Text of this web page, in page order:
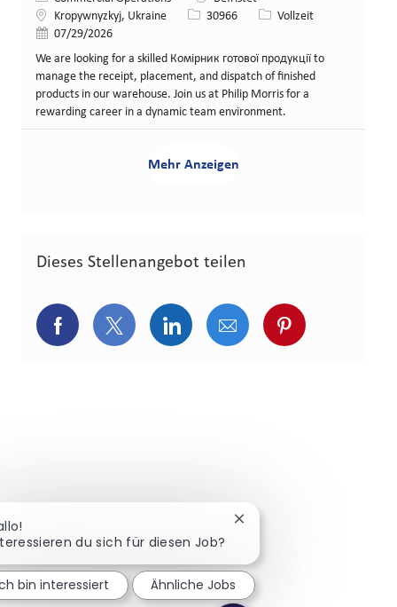
Standort
Kropywnyzkyj, Ukraine Stellen-ID
30966 Art der Stelle
Vollzeit
Veröffentlicht am
07/29/2026
We are looking for a skilled Комірник готової продукції to
manage the receipt, placement, and dispatch of finished
products in our warehouse. Join us at Philip Morris for a
rewarding career in a dynamic team environment.
Mehr Anzeigen
Dieses Stellenangebot teilen
Über Facebook teilen
Über Twitter teilen
Über LinkedIn teilen
Über E-Mail teilen
Über
du sich für diesen Job?
Chatbot-
bin interessiert Ähnliche Jobs